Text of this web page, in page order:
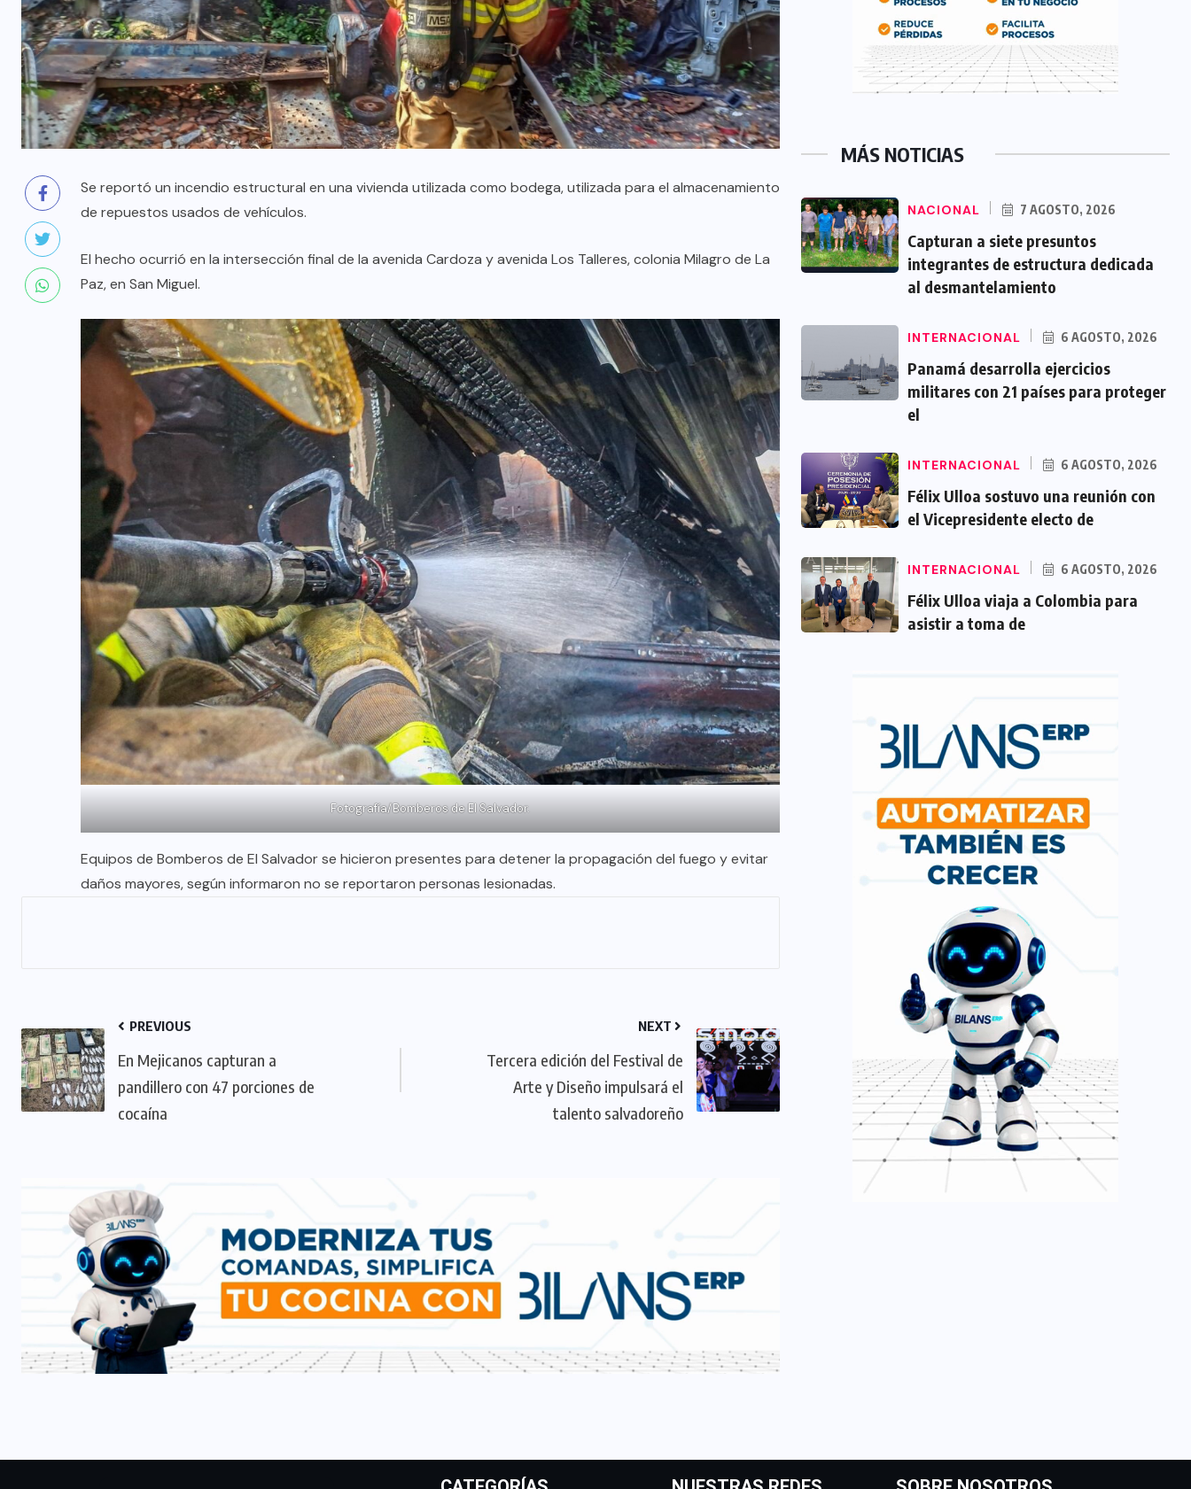
Se reportó un incendio estructural en una vivienda utilizada como bodega, utilizada para el almacenamiento
de repuestos usados de vehículos.
El hecho ocurrió en la intersección final de la avenida Cardoza y avenida Los Talleres, colonia Milagro de La
Paz, en San Miguel.
Fotografía/Bomberos de El Salvador.
Equipos de Bomberos de El Salvador se hicieron presentes para detener la propagación del fuego y evitar
daños mayores, según informaron no se reportaron personas lesionadas.
PREVIOUS
En Mejicanos capturan a
pandillero con 47 porciones de
cocaína
NEXT
Tercera edición del Festival de
Arte y Diseño impulsará el
talento salvadoreño
MÁS NOTICIAS
NACIONAL 7 AGOSTO, 2026
Capturan a siete presuntos
integrantes de estructura dedicada
al desmantelamiento
INTERNACIONAL 6 AGOSTO, 2026
Panamá desarrolla ejercicios
militares con 21 países para proteger
el
INTERNACIONAL 6 AGOSTO, 2026
Félix Ulloa sostuvo una reunión con
el Vicepresidente electo de
INTERNACIONAL 6 AGOSTO, 2026
Félix Ulloa viaja a Colombia para
asistir a toma de